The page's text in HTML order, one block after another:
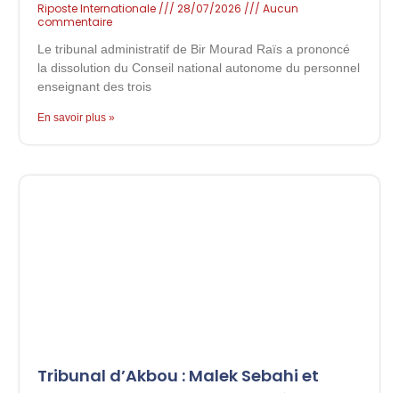
Riposte Internationale 28/07/2026
Aucun
commentaire
Le tribunal administratif de Bir Mourad Raïs a prononcé
la dissolution du Conseil national autonome du personnel
enseignant des trois
En savoir plus »
Tribunal d’Akbou : Malek Sebahi et